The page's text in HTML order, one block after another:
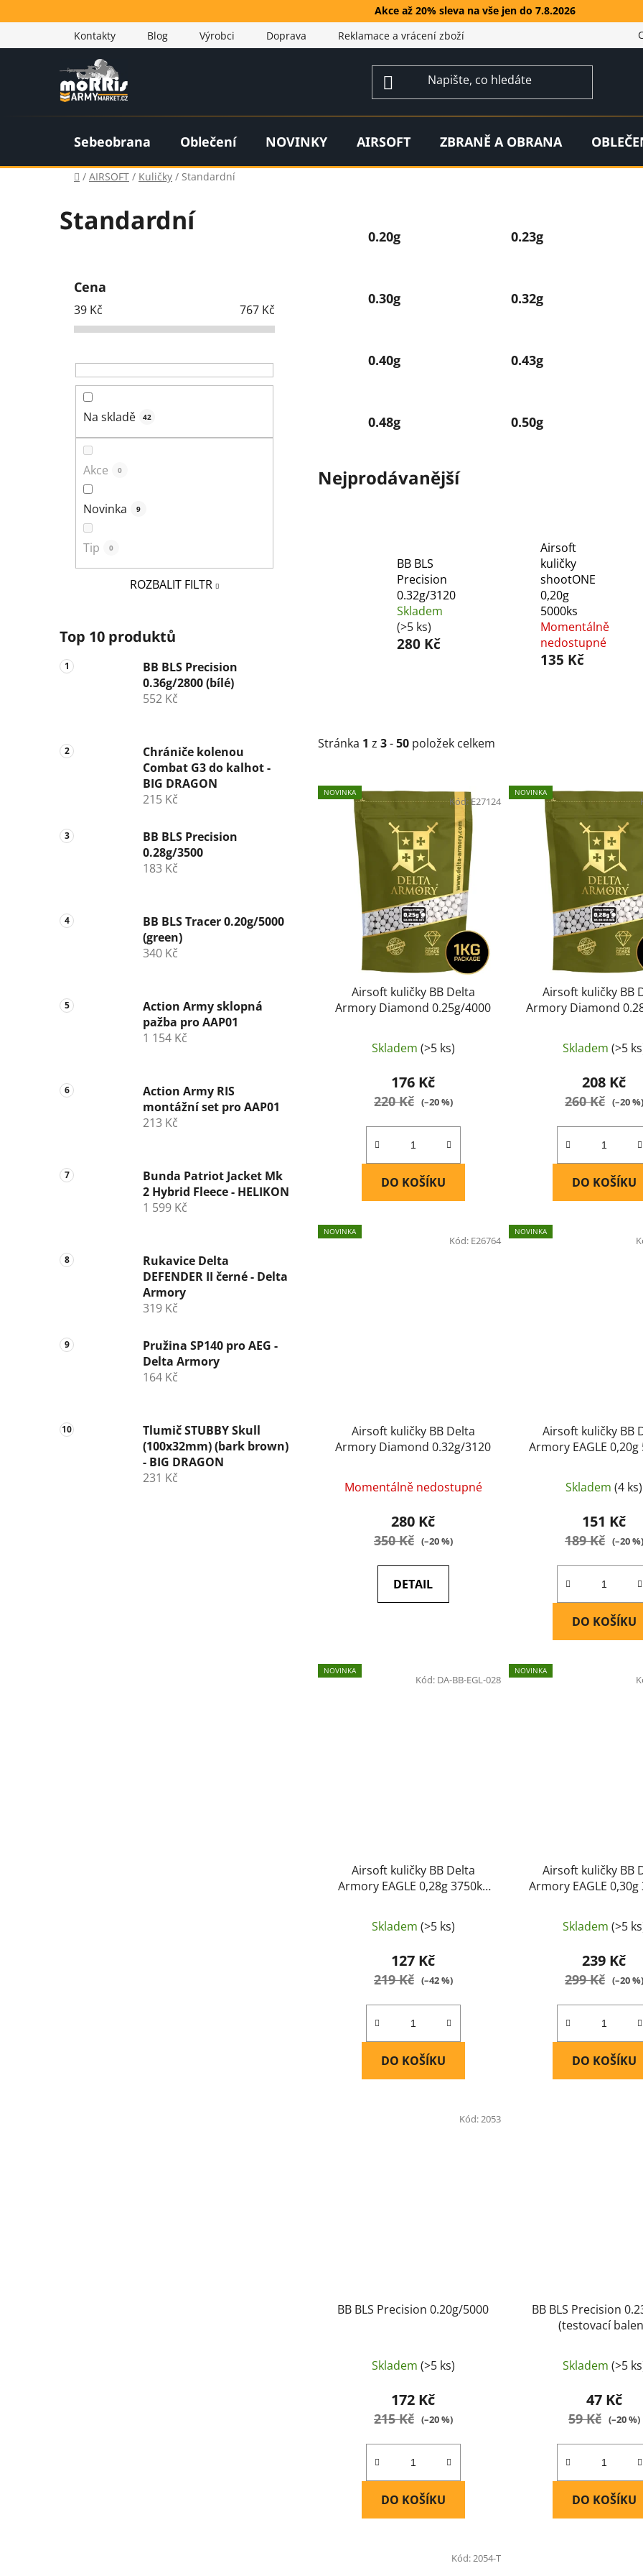
na
Akce až 20% sleva na vše jen do 7.8.2026
Kontakty
Blog Výrobci Doprava Reklamace a vrácení zboží
Sebeobrana Oblečení NOVINKY AIRSOFT ZBRANĚ A OBRANA
Domů
/ AIRSOFT / Kuličky / Standardní
Standardní
Cena
39 Kč 767 Kč
Na skladě 42
Akce 0
Novinka 9
Tip 0
ROZBALIT FILTR
Top 10 produktů
BB BLS Precision
0.36g/2800 (bílé)
552 Kč
Chrániče kolenou
Combat G3 do kalhot -
BIG DRAGON
215 Kč
BB BLS Precision
0.28g/3500
183 Kč
BB BLS Tracer 0.20g/5000
(green)
340 Kč
Action Army sklopná
pažba pro AAP01
1 154 Kč
Action Army RIS
montážní set pro AAP01
213 Kč
Bunda Patriot Jacket Mk
2 Hybrid Fleece - HELIKON
1 599 Kč
Rukavice Delta
DEFENDER II černé - Delta
Armory
319 Kč
Pružina SP140 pro AEG -
Delta Armory
164 Kč
Tlumič STUBBY Skull
(100x32mm) (bark brown)
- BIG DRAGON
231 Kč
0.20g 0.23g
0.30g 0.32g
0.40g 0.43g
0.48g 0.50g
Nejprodávanější
BB BLS
Precision
0.32g/3120
Skladem
(>5 ks)
280 Kč
Airsoft
kuličky
shootONE
0,20g
5000ks
Momentálně
nedostupné
135 Kč
Stránka 1 z 3-50 položek celkem
V
ý
NOVINKA
Airsoft kuličky BB Delta
Armory Diamond 0.25g/4000
Skladem (>5 ks)
176 Kč
220 Kč (–20 %)
DO KOŠÍKU
Kód:E27124
NOVINKA
Airsoft kuličky BB
Armory Diamond
Skladem (>5
208 Kč
260 Kč (–20 %)
DO KOŠÍKU
NOVINKA
Airsoft kuličky BB Delta
Armory Diamond 0.32g/3120
Momentálně nedostupné
280 Kč
350 Kč (–20 %)
DETAIL
Kód: E26764
NOVINKA
Airsoft kuličky BB
Armory EAGLE 0,20g
Skladem(4 ks)
151 Kč
189 Kč (–20 %)
DO KOŠÍKU
NOVINKA
Airsoft kuličky BB Delta
Armory EAGLE 0,28g 3750ks
Skladem (>5 ks)
127 Kč
219 Kč (–42 %)
DO KOŠÍKU
Kód: DA-BB-EGL-028
NOVINKA
Airsoft kuličky BB
Armory EAGLE 0,30g
Skladem (>5
239 Kč
299 Kč (–20 %)
DO KOŠÍKU
BB BLS Precision 0.20g/5000
Skladem (>5 ks)
172 Kč
215 Kč (–20 %)
DO KOŠÍKU
Kód:2053
BB BLS Precision
(testovací
Skladem (>5
47 Kč
59 Kč (–20 %)
DO KOŠÍKU
Kód:2054-T